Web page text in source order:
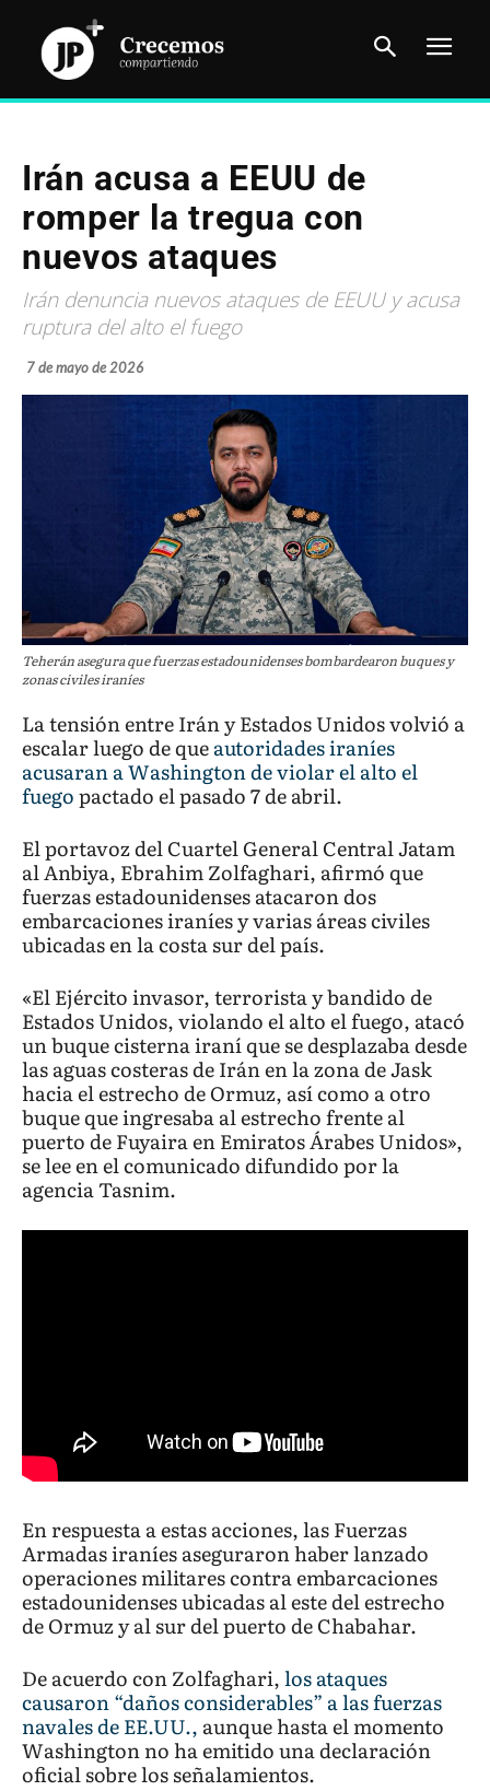
Irán acusa a EEUU de
romper la tregua con
nuevos ataques
Irán denuncia nuevos ataques de EEUU y acusa
ruptura del alto el fuego
7 de mayo de 2026
Teherán asegura que fuerzas estadounidenses bombardearon buques y
zonas civiles iraníes
La tensión entre Irán y Estados Unidos volvió a
escalar luego de queautoridades iraníes
acusaran a Washington de violar el alto el
fuegopactado el pasado 7 de abril.
El portavoz del Cuartel General Central Jatam
al Anbiya, Ebrahim Zolfaghari, afirmó que
fuerzas estadounidenses atacaron dos
embarcaciones iraníes y varias áreas civiles
ubicadas en la costa sur del país.
«El Ejército invasor, terrorista y bandido de
Estados Unidos, violando el alto el fuego, atacó
un buque cisterna iraní que se desplazaba desde
las aguas costeras de Irán en la zona de Jask
hacia el estrecho de Ormuz, así como a otro
buque que ingresaba al estrecho frente al
puerto de Fuyaira en Emiratos Árabes Unidos»,
se lee en el comunicado difundido por la
agencia Tasnim.
En respuesta a estas acciones, las Fuerzas
Armadas iraníes aseguraron haber lanzado
operaciones militares contra embarcaciones
estadounidenses ubicadas al este del estrecho
de Ormuz y al sur del puerto de Chabahar.
De acuerdo con Zolfaghari,los ataques
causaron “daños considerables” a las fuerzas
navales de EE.UU., aunque hasta el momento
Washington no ha emitido una declaración
oficial sobre los señalamientos.